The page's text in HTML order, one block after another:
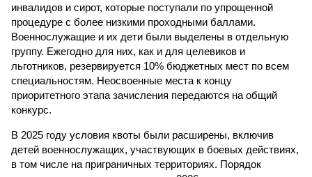
инвалидов и сирот, которые поступали по упрощенной
процедуре с более низкими проходными баллами.
Военнослужащие и их дети были выделены в отдельную
группу. Ежегодно для них, как и для целевиков и
льготников, резервируется 10% бюджетных мест по всем
специальностям. Неосвоенные места к концу
приоритетного этапа зачисления передаются на общий
конкурс.
В 2025 году условия квоты были расширены, включив
детей военнослужащих, участвующих в боевых действиях,
в том числе на приграничных территориях. Порядок